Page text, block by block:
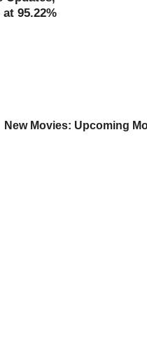
95.22%
New Movies: Upcoming